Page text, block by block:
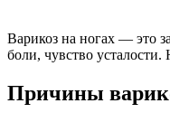
Варикоз на ногах — это
боли, чувство
Причины